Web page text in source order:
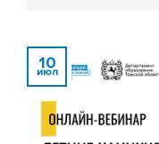
10
июл